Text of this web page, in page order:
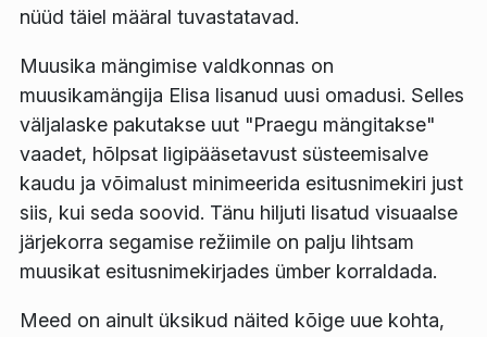
nüüd täiel määral tuvastatavad.
Muusika mängimise valdkonnas on
muusikamängija Elisa lisanud uusi omadusi. Selles
väljalaske pakutakse uut "Praegu mängitakse"
vaadet, hõlpsat ligipääsetavust süsteemisalve
kaudu ja võimalust minimeerida esitusnimekiri just
siis, kui seda soovid. Tänu hiljuti lisatud visuaalse
järjekorra segamise režiimile on palju lihtsam
muusikat esitusnimekirjades ümber korraldada.
Meed on ainult üksikud näited kõige uue kohta,